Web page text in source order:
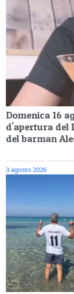
Domenica 16
d'apertura del
del barman
3 agosto 2026